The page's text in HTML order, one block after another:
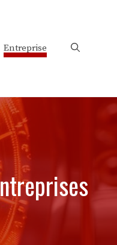
Entreprise